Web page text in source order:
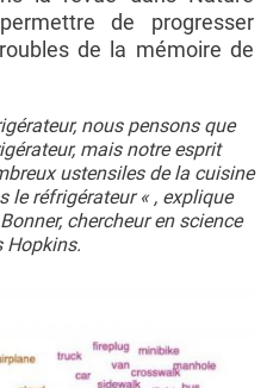
de progresser
de la mémoire de
nous pensons que
mais notre esprit
ustensiles de la cuisine
le réfrigérateur « , explique
chercheur en science
Hopkins.